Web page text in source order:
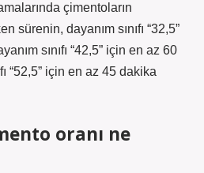
çimentoların
sürenin, dayanım sınıfı “32,5”
sınıfı “42,5” için en az 60
“52,5” için en az 45 dakika
oranı ne